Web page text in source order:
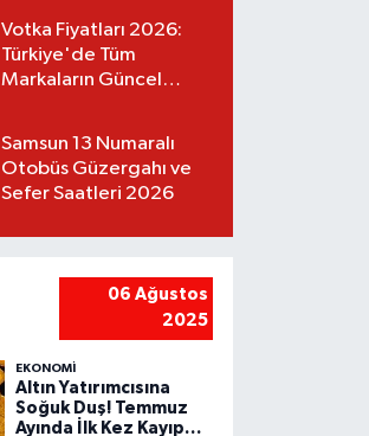
Votka Fiyatları 2026:
Türkiye'de Tüm
Markaların Güncel
Samsun 13 Numaralı
Otobüs Güzergahı ve
Sefer Saatleri 2026
06 Ağustos
2025
EKONOMİ
Altın Yatırımcısına
Soğuk Duş! Temmuz
Ayında İlk Kez Kayıp